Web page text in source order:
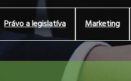
Právo a legislatíva Marketing